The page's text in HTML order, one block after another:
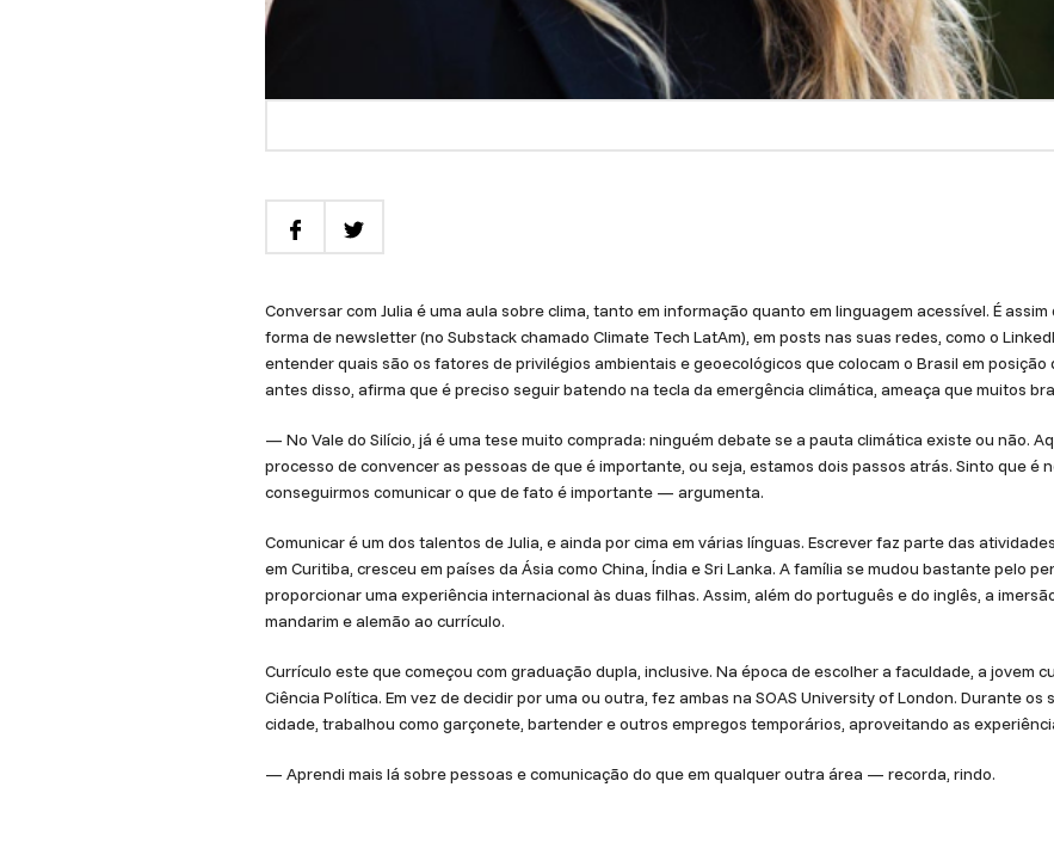
Conversar com Julia é uma aula sobre clima, tanto em informação quanto em linguagem acessível. É
forma de newsletter (no Substack chamado Climate Tech LatAm), em posts nas suas redes, como o
entender quais são os fatores de privilégios ambientais e geoecológicos que colocam o Brasil em
antes disso, afirma que é preciso seguir batendo na tecla da emergência climática, ameaça que muitos
— No Vale do Silício, já é uma tese muito comprada: ninguém debate se a pauta climática existe ou não.
processo de convencer as pessoas de que é importante, ou seja, estamos dois passos atrás. Sinto que é
conseguirmos comunicar o que de fato é importante — argumenta.
Comunicar é um dos talentos de Julia, e ainda por cima em várias línguas. Escrever faz parte das
em Curitiba, cresceu em países da Ásia como China, Índia e Sri Lanka. A família se mudou bastante pelo
proporcionar uma experiência internacional às duas filhas. Assim, além do português e do inglês, a
mandarim e alemão ao currículo.
Currículo este que começou com graduação dupla, inclusive. Na época de escolher a faculdade, a jovem
Ciência Política. Em vez de decidir por uma ou outra, fez ambas na SOAS University of London. Durante
cidade, trabalhou como garçonete, bartender e outros empregos temporários, aproveitando as
— Aprendi mais lá sobre pessoas e comunicação do que em qualquer outra área — recorda, rindo.